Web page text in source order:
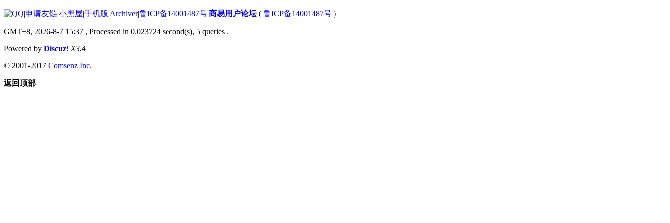
|申请友链|小黑屋|手机版|Archiver|鲁ICP备14001487号|商易用户论坛( 鲁ICP备14001487号 )
GMT+8, 2026-8-7 15:37 , Processed in 0.023724 second(s), 5 queries .
Powered by Discuz! X3.4
© 2001-2017 Comsenz Inc.
返回顶部